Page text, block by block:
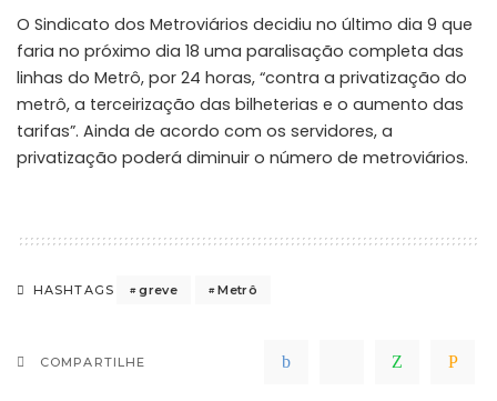
O Sindicato dos Metroviários decidiu no último dia 9 que
faria no próximo dia 18 uma paralisação completa das
linhas do Metrô, por 24 horas, “contra a privatização do
metrô, a terceirização das bilheterias e o aumento das
tarifas”. Ainda de acordo com os servidores, a
privatização poderá diminuir o número de metroviários.
HASHTAGS greve Metrô
COMPARTILHE